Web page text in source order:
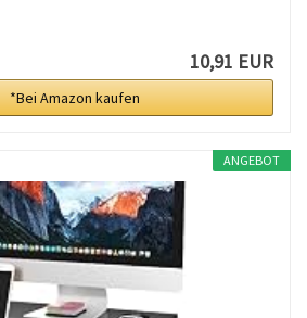
10,91 EUR
*Bei Amazon kaufen
ANGEBOT